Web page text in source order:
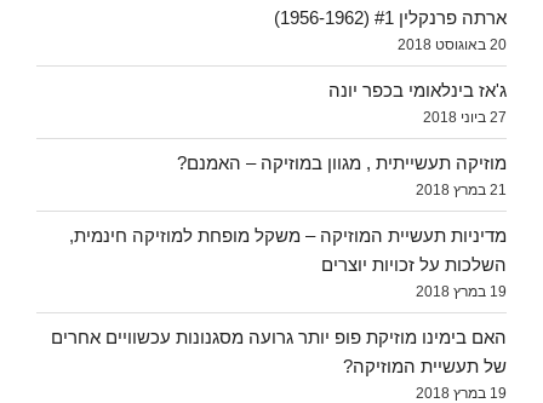
ארתה פרנקלין #1 (1956-1962)
20 באוגוסט 2018
ג'אז בינלאומי בכפר יונה
27 ביוני 2018
מוזיקה תעשייתית , מגוון במוזיקה – האמנם?
21 במרץ 2018
מדיניות תעשיית המוזיקה – משקל מופחת למוזיקה חינמית,
השלכות על זכויות יוצרים
19 במרץ 2018
האם בימינו מוזיקת פופ יותר גרועה מסגנונות עכשוויים אחרים
של תעשיית המוזיקה?
19 במרץ 2018